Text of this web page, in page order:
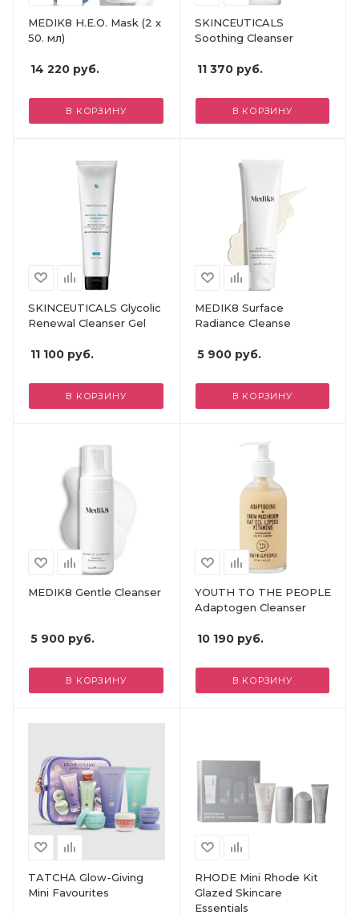
MEDIK8 H.E.O. Mask (2 x
50. мл)
14 220 руб.
В КОРЗИНУ
SKINCEUTICALS
Soothing Cleanser
11 370руб.
В КОРЗИНУ
SKINCEUTICALS Glycolic
Renewal Cleanser Gel
11 100 руб.
В КОРЗИНУ
MEDIK8 Surface
Radiance Cleanse
5 900руб.
В КОРЗИНУ
MEDIK8 Gentle Cleanser
5 900 руб.
В КОРЗИНУ
YOUTH TO THE PEOPLE
Adaptogen Cleanser
10 190руб.
В КОРЗИНУ
TATCHA Glow-Giving
Mini Favourites
RHODE Mini Rhode Kit
Glazed Skincare
Essentials